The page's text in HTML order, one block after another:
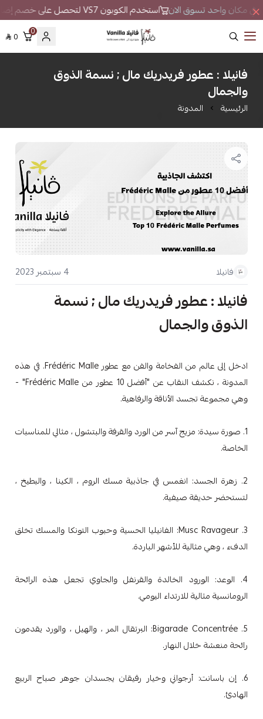
في مكان واحد تسوق الان استخدم الكوبون VS7 لتحصل على خصم إضافي
فانيلا
0
0
فانيلا : عطور فريدريك مال ; نسمة الذوق
والجمال
الرئيسية المدونة
فانيلا 4 سبتمبر 2023
فانيلا : عطور فريدريك مال ; نسمة
الذوق والجمال
ادخل إلى عالم من الفخامة والفن مع عطور Frédéric Malle. في هذه
المدونة ، نكشف النقاب عن "أفضل 10 عطور من Frédéric Malle" -
وهي مجموعة تجسد الأناقة والرفاهية.
1. صورة سيدة: مزيج آسر من الورد والقرفة والبتشول ، مثالي للمناسبات
الخاصة.
2. زهرة الجسد: انغمس في جاذبية مسك الروم ، الكينا ، والبطيخ ،
لتستحضر حديقة صيفية.
3. Musc Ravageur: الفانيليا الحسية وحبوب التونكا والمسك تخلق
الدفء ، وهي مثالية للأشهر الباردة.
4. الوعد: الورود الخالدة والقرنفل والجاوي تجعل هذه الرائحة
الرومانسية مثالية للارتداء اليومي.
5. Bigarade Concentrée: البرتقال المر ، والهيل ، والورد يقدمون
رائحة منعشة خلال النهار.
6. إن باسانت: أرجواني وخيار رقيقان يجسدان جوهر صباح الربيع
الهادئ.